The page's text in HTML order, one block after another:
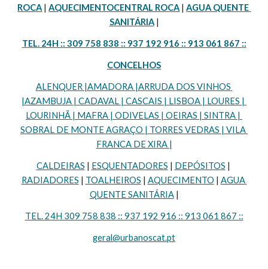
ROCA | AQUECIMENTOCENTRAL ROCA | AGUA QUENTE
SANITÁRIA |
TEL. 24H :: 309 758 838 :: 937 192 916 :: 913 061 867 ::
CONCELHOS
ALENQUER |AMADORA |ARRUDA DOS VINHOS
|AZAMBUJA | CADAVAL | CASCAIS | LISBOA | LOURES |
LOURINHÃ | MAFRA | ODIVELAS | OEIRAS | SINTRA |
SOBRAL DE MONTE AGRAÇO | TORRES VEDRAS | VILA
FRANCA DE XIRA |
CALDEIRAS | ESQUENTADORES | DEPÓSITOS
RADIADORES | TOALHEIROS | AQUECIMENTO | AGUA
QUENTE SANITÁRIA |
TEL. 24H 309 758 838 :: 937 192 916 :: 913 061 867 ::
geral@urbanoscat.pt